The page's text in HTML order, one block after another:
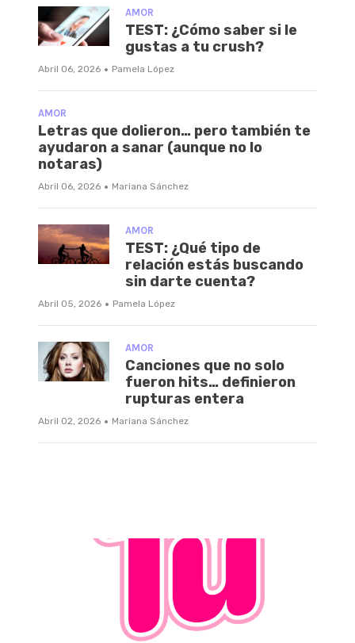
AMOR
TEST: ¿Cómo saber si le
gustas a tu crush?
Abril 06, 2026 · Pamela López
AMOR
Letras que dolieron… pero también te
ayudaron a sanar (aunque no lo
notaras)
Abril 06, 2026 · Mariana Sánchez
AMOR
TEST: ¿Qué tipo de
relación estás buscando
sin darte cuenta?
Abril 05, 2026 · Pamela López
AMOR
Canciones que no solo
fueron hits… definieron
rupturas entera
Abril 02, 2026 · Mariana Sánchez